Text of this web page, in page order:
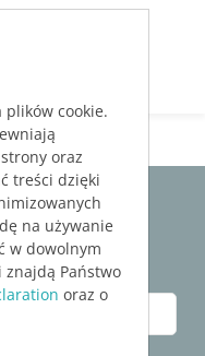
cookie.
oraz
treści dzięki
na używanie
w dowolnym
Państwo
oraz o